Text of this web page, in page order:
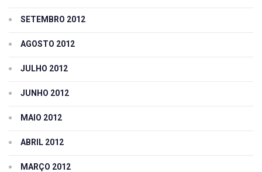
SETEMBRO 2012
AGOSTO 2012
JULHO 2012
JUNHO 2012
MAIO 2012
ABRIL 2012
MARÇO 2012